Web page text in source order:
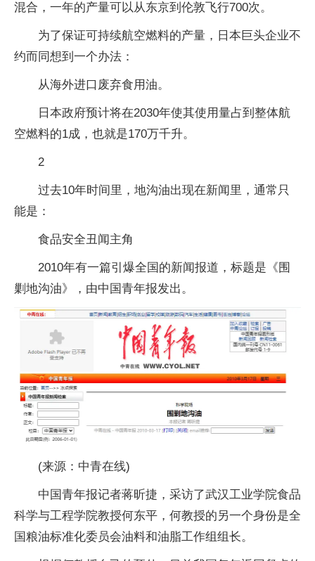
混合，一年的产量可以从东京到伦敦飞行700次。
为了保证可持续航空燃料的产量，日本巨头企业不
约而同想到一个办法：
从海外进口废弃食用油。
日本政府预计将在2030年使其使用量占到整体航
空燃料的1成，也就是170万千升。
2
过去10年时间里，地沟油出现在新闻里，通常只
能是：
食品安全丑闻主角
2010年有一篇引爆全国的新闻报道，标题是《围
剿地沟油》，由中国青年报发出。
(来源：中青在线)
中国青年报记者蒋昕捷，采访了武汉工业学院食品
科学与工程学院教授何东平，何教授的另一个身份是全
国粮油标准化委员会油料和油脂工作组组长。